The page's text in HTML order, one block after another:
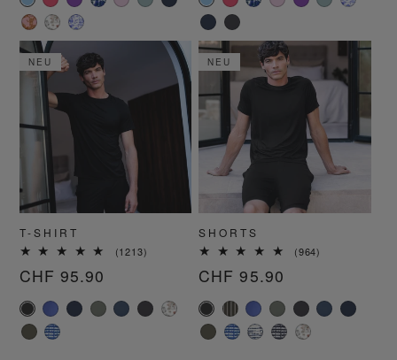
NEU
T-SHIRT
(1213)
Normaler
Preis
CHF 95.90
NEU
SHORTS
(964)
Normaler
Preis
CHF 95.90